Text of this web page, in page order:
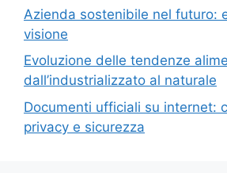
Azienda sostenibile nel futuro:
visione
Evoluzione delle tendenze
dall’industrializzato al naturale
Documenti ufficiali su internet:
privacy e sicurezza